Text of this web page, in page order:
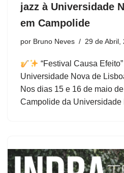
jazz à Universidade
em Campolide
por Bruno Neves 29 de Abril,
“Festival Causa
Universidade Nova de
Nos dias 15 e 16 de maio
Campolide da